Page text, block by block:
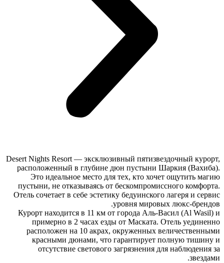
Desert Nights Resort — эксклюзивный пятизвездочный курорт,
расположенный в глубине дюн пустыни Шаркия (Вахиба).
Это идеальное место для тех, кто хочет ощутить магию
пустыни, не отказываясь от бескомпромиссного комфорта.
Отель сочетает в себе эстетику бедуинского лагеря и сервис
уровня мировых люкс-брендов.
Курорт находится в 11 км от города Аль-Васил (Al Wasil) и
примерно в 2 часах езды от Маската. Отель уединенно
расположен на 10 акрах, окруженных величественными
красными дюнами, что гарантирует полную тишину и
отсутствие светового загрязнения для наблюдения за
звездами.